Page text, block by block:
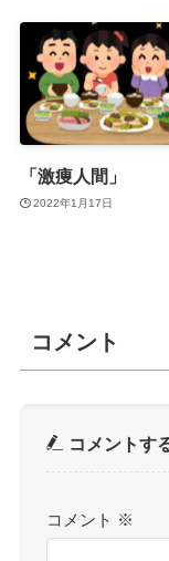
「激痩人間」
2022年1月17日
コメント
コメントす
コメント ※